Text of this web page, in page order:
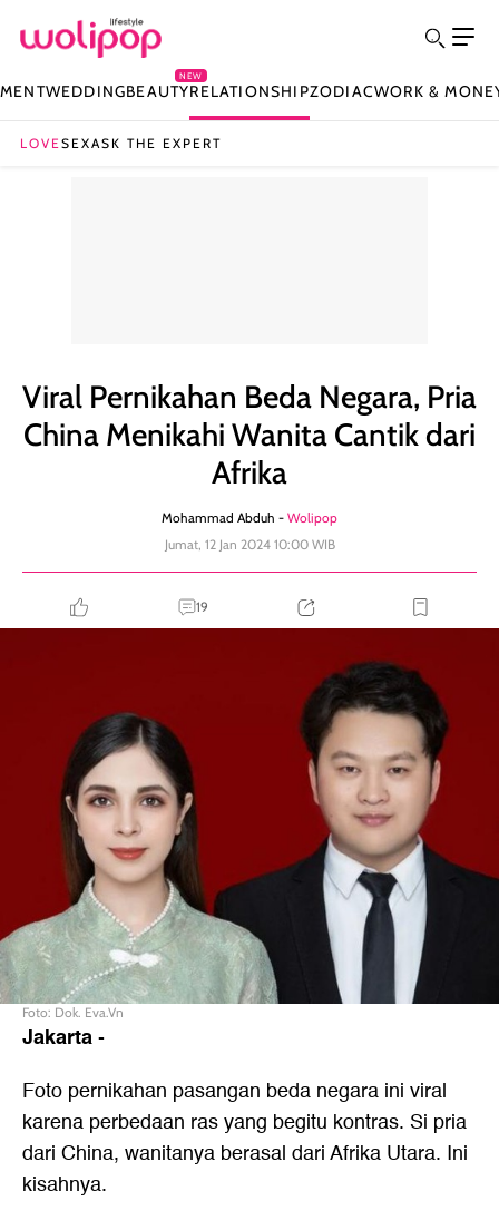
WEDDINGBEAUTY
NEW
RELATIONSHIPZODIACWORK &
LOVESEXASK THE EXPERT
Viral Pernikahan Beda Negara, Pria
China Menikahi Wanita Cantik dari
Afrika
Mohammad Abduh - Wolipop
Jumat, 12 Jan 2024 10:00 WIB
19
Foto: Dok. Eva.Vn
Jakarta-
Foto pernikahan pasangan beda negara ini viral
karena perbedaan ras yang begitu kontras. Si pria
dari China, wanitanya berasal dari Afrika Utara. Ini
kisahnya.